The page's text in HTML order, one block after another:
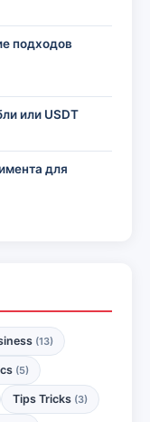
подходов
или USDT
для
(13)
(5)
Tips Tricks (3)